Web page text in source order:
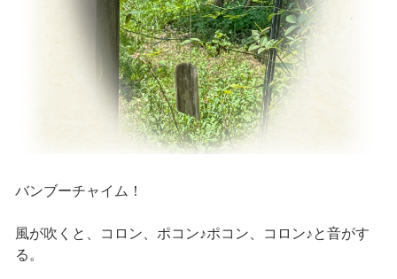
バンブーチャイム！
風が吹くと、コロン、ポコン♪ポコン、コロン♪と音がす
る。